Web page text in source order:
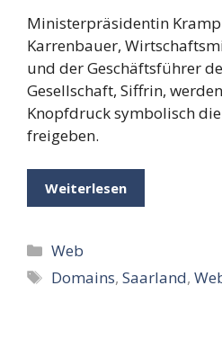
Ministerpräsidentin
Karrenbauer,
und der Geschäftsführer
Gesellschaft, Siffrin,
Knopfdruck symbolisch
freigeben.
Weiterlesen
Kategorien
Web
Schlagwörter
Domains,Saarland,